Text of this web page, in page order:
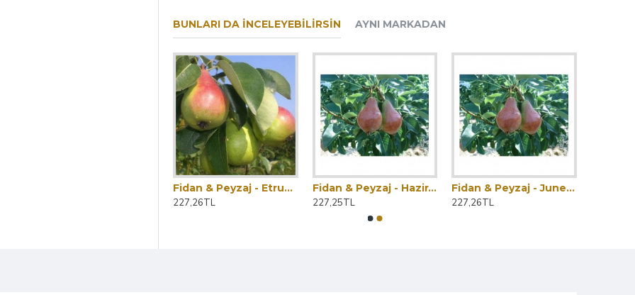
BUNLARI DA İNCELEYEBILIRSIN AYNI MARKADAN
Fidan & Peyzaj - Etrusca / Etruşka Armut Fidanı (2 Yaş /Tüplü)
227,26TL
Fidan & Peyzaj - Haziran Güzeli Armut Fidanı (2 Yaş / Tüplü)
227,25TL
Fidan & Peyzaj - June Beauty Armut Fidanı (140 - 150 cm. Boy / Tüplü / Seçkin Çeşit)
227,26TL